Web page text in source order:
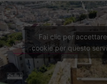
Fai clic per
cookie per questo